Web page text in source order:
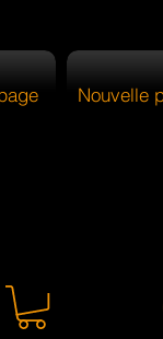
Nouvelle